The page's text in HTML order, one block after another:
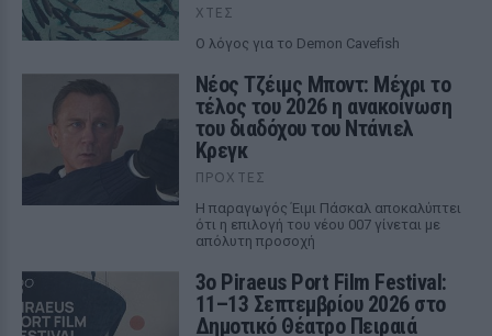
ΧΤΕΣ
Ο λόγος για το Demon Cavefish
Νέος Τζέιμς Μποντ: Μέχρι το
τέλος του 2026 η ανακοίνωση
του διαδόχου του Ντάνιελ
Κρεγκ
ΠΡΟΧΤΈΣ
Η παραγωγός Έιμι Πάσκαλ αποκαλύπτει
ότι η επιλογή του νέου 007 γίνεται με
απόλυτη προσοχή
3ο Piraeus Port Film Festival:
11–13 Σεπτεμβρίου 2026 στο
Δημοτικό Θέατρο Πειραιά